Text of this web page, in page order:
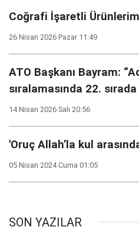
Coğrafi İşaretli
26 Nisan 2026 Pazar 11:49
ATO Başkanı Bayram:
sıralamasında 22.
14 Nisan 2026 Salı 20:56
'Oruç Allah’la kul
05 Nisan 2024 Cuma 01:05
SON YAZILAR